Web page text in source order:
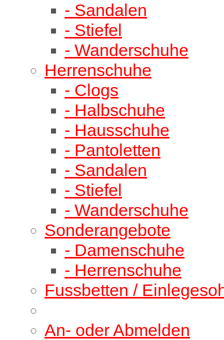
- Sandalen
- Stiefel
- Wanderschuhe
Herrenschuhe
- Clogs
- Halbschuhe
- Hausschuhe
- Pantoletten
- Sandalen
- Stiefel
- Wanderschuhe
Sonderangebote
- Damenschuhe
- Herrenschuhe
Fussbetten /
An- oder Abmelden